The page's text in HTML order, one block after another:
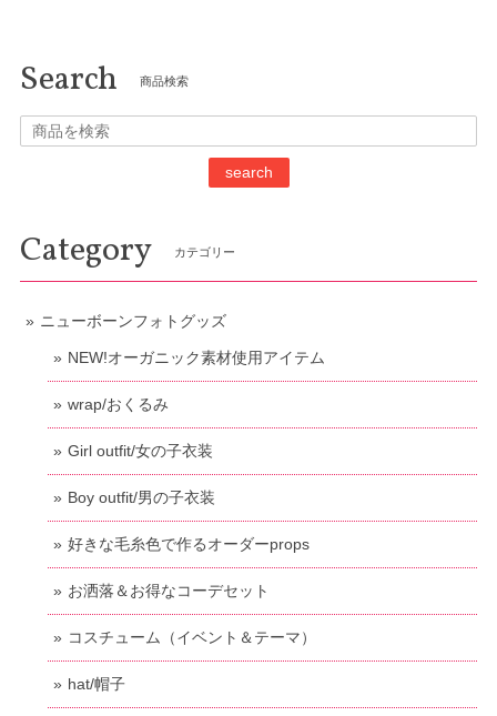
Search 商品検索
search
Category カテゴリー
ニューボーンフォトグッズ
NEW!オーガニック素材使用アイテム
wrap/おくるみ
Girl outfit/女の子衣装
Boy outfit/男の子衣装
好きな毛糸色で作るオーダーprops
お洒落＆お得なコーデセット
コスチューム（イベント＆テーマ）
hat/帽子